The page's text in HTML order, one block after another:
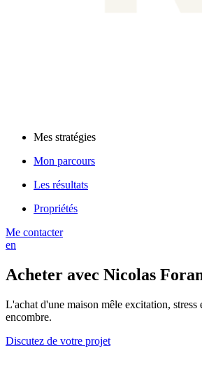
Mes stratégies
Mon parcours
Les résultats
Propriétés
Me contacter
en
Acheter avec Nicolas
L'achat d'une maison mêle excitation,
encombre.
Discutez de votre projet